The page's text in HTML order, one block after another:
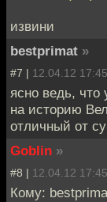
извини
bestprimat »
#7 | 12.04.12 17:45
ясно ведь, что
на историю
отличный от
Goblin »
#8 | 12.04.12 17:45
Кому: